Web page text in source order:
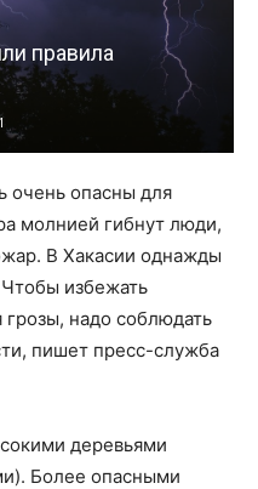
правила
очень опасны для
молнией гибнут люди,
В Хакасии однажды
избежать
грозы, надо соблюдать
пишет пресс-служба
деревьями
Более опасными